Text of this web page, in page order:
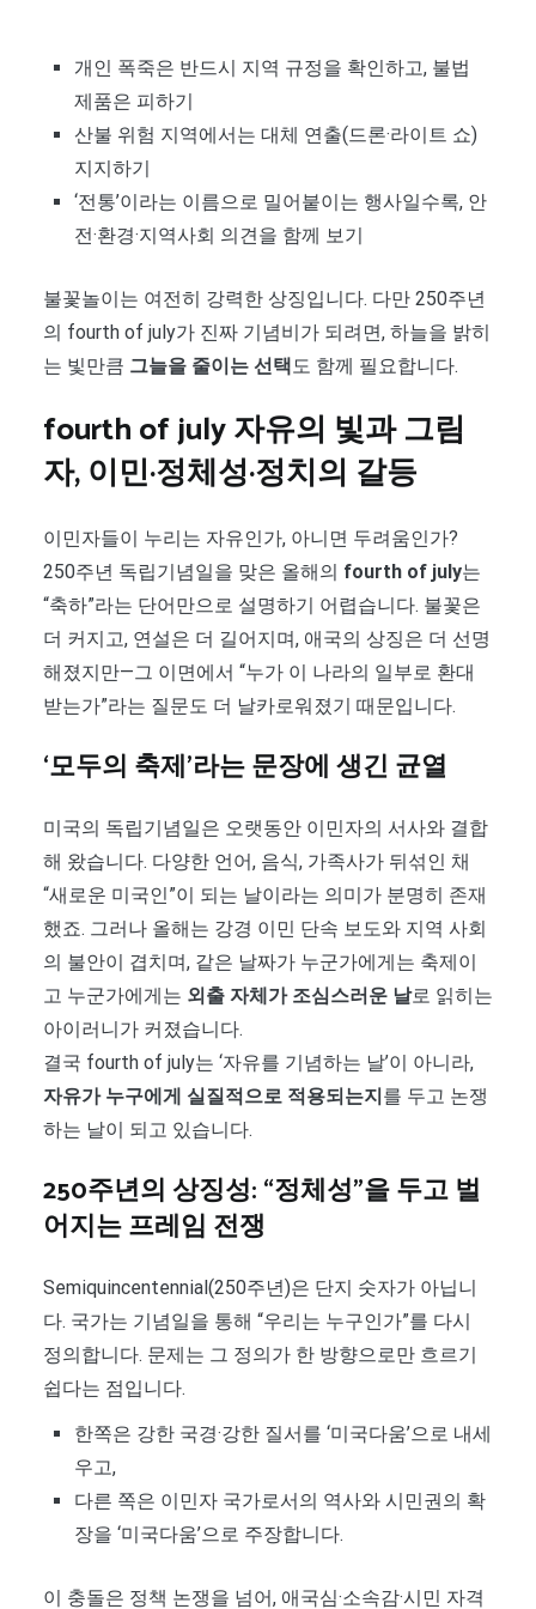
개인 폭죽은 반드시 지역 규정을 확인하고, 불법
제품은 피하기
산불 위험 지역에서는 대체 연출(드론·라이트 쇼)
지지하기
‘전통’이라는 이름으로 밀어붙이는 행사일수록, 안
전·환경·지역사회 의견을 함께 보기
불꽃놀이는 여전히 강력한 상징입니다. 다만 250주년
의 fourth of july가 진짜 기념비가 되려면, 하늘을 밝히
는 빛만큼 그늘을 줄이는 선택도 함께 필요합니다.
fourth of july 자유의 빛과 그림
자, 이민·정체성·정치의 갈등
이민자들이 누리는 자유인가, 아니면 두려움인가?
250주년 독립기념일을 맞은 올해의 fourth of july는
“축하”라는 단어만으로 설명하기 어렵습니다. 불꽃은
더 커지고, 연설은 더 길어지며, 애국의 상징은 더 선명
해졌지만—그 이면에서 “누가 이 나라의 일부로 환대
받는가”라는 질문도 더 날카로워졌기 때문입니다.
‘모두의 축제’라는 문장에 생긴 균열
미국의 독립기념일은 오랫동안 이민자의 서사와 결합
해 왔습니다. 다양한 언어, 음식, 가족사가 뒤섞인 채
“새로운 미국인”이 되는 날이라는 의미가 분명히 존재
했죠. 그러나 올해는 강경 이민 단속 보도와 지역 사회
의 불안이 겹치며, 같은 날짜가 누군가에게는 축제이
고 누군가에게는 외출 자체가 조심스러운 날로 읽히는
아이러니가 커졌습니다.
결국 fourth of july는 ‘자유를 기념하는 날’이 아니라,
자유가 누구에게 실질적으로 적용되는지를 두고 논쟁
하는 날이 되고 있습니다.
250주년의 상징성: “정체성”을 두고 벌
어지는 프레임 전쟁
Semiquincentennial(250주년)은 단지 숫자가 아닙니
다. 국가는 기념일을 통해 “우리는 누구인가”를 다시
정의합니다. 문제는 그 정의가 한 방향으로만 흐르기
쉽다는 점입니다.
한쪽은 강한 국경·강한 질서를 ‘미국다움’으로 내세
우고,
다른 쪽은 이민자 국가로서의 역사와 시민권의 확
장을 ‘미국다움’으로 주장합니다.
이 충돌은 정책 논쟁을 넘어, 애국심·소속감·시민 자격